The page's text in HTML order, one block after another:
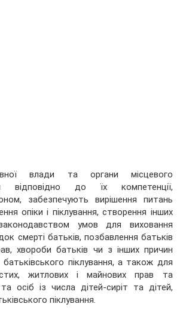
влади та органи місцевого
відповідно до їх компетенції,
забезпечують вирішення питань
опіки і піклування, створення інших
умов для виховання
смерті батьків, позбавлення батьків
хвороби батьків чи з інших причин
піклування, а також для
житлових і майнових прав та
та осіб із числа дітей-сиріт та дітей,
піклування.